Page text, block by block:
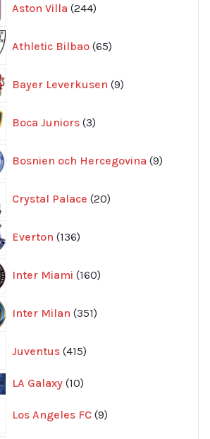
Aston Villa 244
produkter
Athletic Bilbao 65
produkter
Bayer Leverkusen 9
produkter
Boca Juniors 3
produkter
Bosnien och Hercegovina 9
produkter
Crystal Palace 20
produkter
Everton 136
produkter
Inter Miami 160
produkter
Inter Milan 351
produkter
Juventus 415
produkter
LA Galaxy 1010
Los Angeles FC 9
produkter